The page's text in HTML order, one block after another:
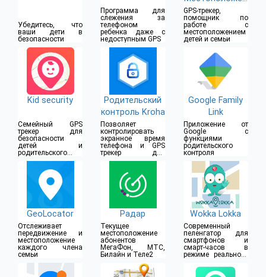
Убедитесь, что
ваши дети в
безопасности
Программа для
слежения за
телефоном
ребенка даже с
недоступным GPS
ие
GPS-трекер,
помощник по
работе с
местоположением
детей и семьи
Kid security
Семейный GPS
трекер для
безопасности
детей и
родительского
контроля
Родительский
контроль Kroha
Позволяет
контролировать
экранное время
телефона и GPS
трекер для
безопасности
Google Family
Link
Приложение от
Google с
функциями
родительского
контроля
GeoLocator
Отслеживает
передвижение и
местоположение
каждого члена
семьи
Радар
Текущее
местоположение
абонентов
МегаФон, МТС,
Билайн и Теле2
Wokka Lokka
Современный
пеленгатор для
смартфонов и
смарт-часов в
режиме реального